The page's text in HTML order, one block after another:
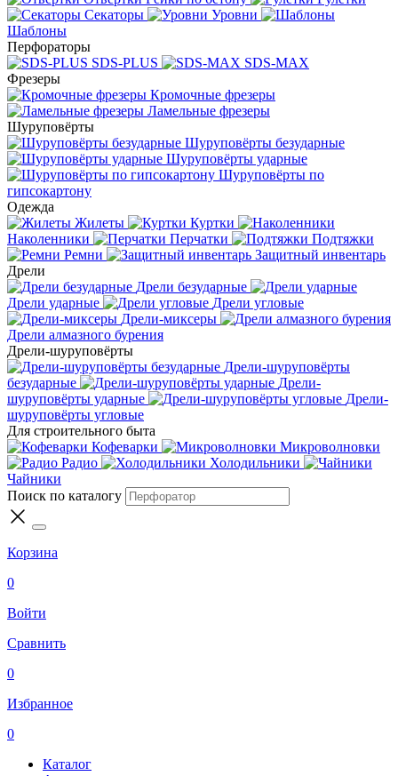
Секаторы
Уровни
Шаблоны
Перфораторы
SDS-PLUS
SDS-MAX
Фрезеры
Кромочные фрезеры
Ламельные фрезеры
Шуруповёрты
Шуруповёрты безударные
Шуруповёрты ударные
Шуруповёрты по
гипсокартону
Одежда
Жилеты
Куртки
Наколенники
Перчатки
Подтяжки
Ремни
Защитный инвентарь
Дрели
Дрели безударные
Дрели ударные
Дрели угловые
Дрели-миксеры
Дрели алмазного бурения
Дрели-шуруповёрты
Дрели-шуруповёрты
безударные
Дрели-
шуруповёрты ударные
Дрели-
шуруповёрты угловые
Для строительного быта
Кофеварки
Микроволновки
Радио
Холодильники
Чайники
Поиск по каталогу
Корзина
0
Войти
Сравнить
0
Избранное
0
Каталог